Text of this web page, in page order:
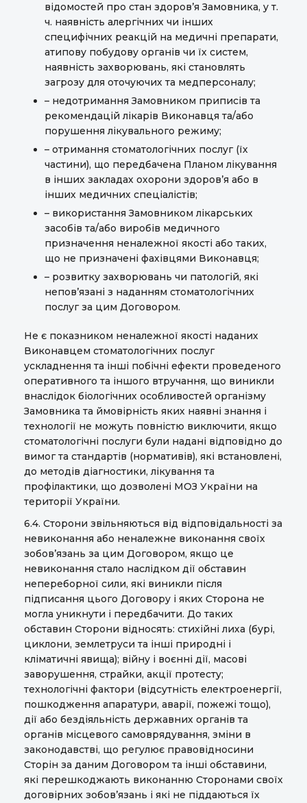
відомостей про стан здоров’я Замовника, у т.
ч. наявність алергічних чи інших
специфічних реакцій на медичні препарати,
атипову побудову органів чи їх систем,
наявність захворювань, які становлять
загрозу для оточуючих та медперсоналу;
– недотримання Замовником приписів та
рекомендацій лікарів Виконавця та/або
порушення лікувального режиму;
– отримання стоматологічних послуг (їх
частини), що передбачена Планом лікування
в інших закладах охорони здоров’я або в
інших медичних спеціалістів;
– використання Замовником лікарських
засобів та/або виробів медичного
призначення неналежної якості або таких,
що не призначені фахівцями Виконавця;
– розвитку захворювань чи патологій, які
непов’язані з наданням стоматологічних
послуг за цим Договором.
Не є показником неналежної якості наданих
Виконавцем стоматологічних послуг
ускладнення та інші побічні ефекти проведеного
оперативного та іншого втручання, що виникли
внаслідок біологічних особливостей організму
Замовника та ймовірність яких наявні знання і
технології не можуть повністю виключити, якщо
стоматологічні послуги були надані відповідно до
вимог та стандартів (нормативів), які встановлені,
до методів діагностики, лікування та
профілактики, що дозволені МОЗ України на
території України.
6.4. Сторони звільняються від відповідальності за
невиконання або неналежне виконання своїх
зобов’язань за цим Договором, якщо це
невиконання стало наслідком дії обставин
непереборної сили, які виникли після
підписання цього Договору і яких Сторона не
могла уникнути і передбачити. До таких
обставин Сторони відносять: стихійні лиха (бурі,
циклони, землетруси та інші природні і
кліматичні явища); війну і воєнні дії, масові
заворушення, страйки, акції протесту;
технологічні фактори (відсутність електроенергії,
пошкодження апаратури, аварії, пожежі тощо),
дії або бездіяльність державних органів та
органів місцевого самоврядування, зміни в
законодавстві, що регулює правовідносини
Сторін за даним Договором та інші обставини,
які перешкоджають виконанню Сторонами своїх
договірних зобов’язань і які не піддаються їх